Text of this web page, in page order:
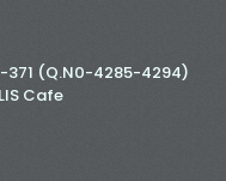
371 (Q.N0-4285-4294)
Cafe